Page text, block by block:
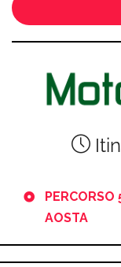
PERCORSO
AOSTA